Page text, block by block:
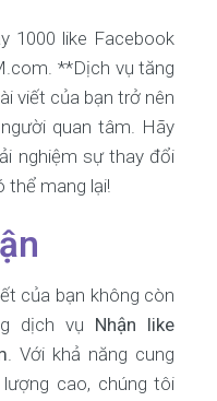
1000 like Facebook
**Dịch vụ tăng
viết của bạn trở nên
quan tâm. Hãy
nghiệm sự thay đổi
thể mang lại!
của bạn không còn
dịch vụ Nhận like
. Với khả năng cung
cao, chúng tôi